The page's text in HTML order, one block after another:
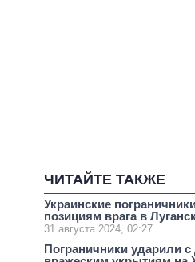
ЧИТАЙТЕ ТАКЖЕ
Украинские
позициям врага в
31 августа 2024, 02:27
Пограничники ударили